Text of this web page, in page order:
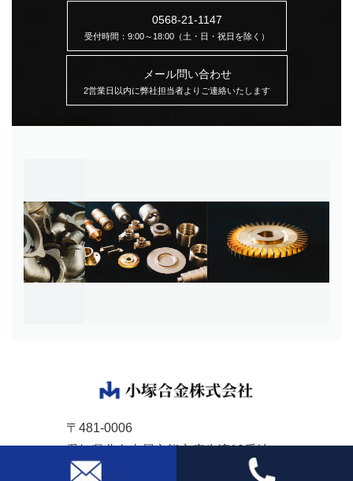
0568-21-1147
受付時間：9:00～18:00（土・日・祝日を除く）
メール問い合わせ
2営業日以内に弊社担当者よりご連絡いたします
〒481-0006
愛知県北名古屋市熊之庄牛流10番地